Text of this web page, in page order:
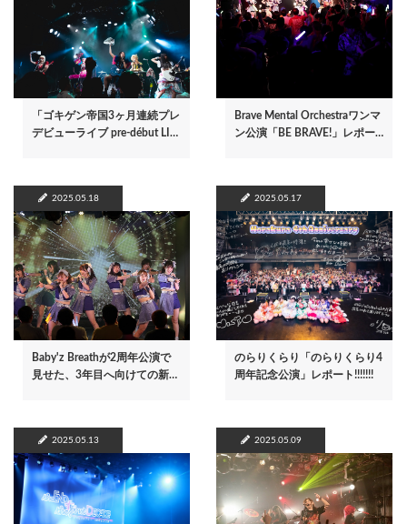
「ゴキゲン帝国3ヶ月連続プレ
デビューライブ pre-début LI…
Brave Mental Orchestraワンマ
ン公演「BE BRAVE!」レポー…
2025.05.18
Baby'z Breathが2周年公演で
見せた、3年目へ向けての新…
2025.05.17
のらりくらり「のらりくらり4
周年記念公演」レポート!!!!!!!
2025.05.13 2025.05.09